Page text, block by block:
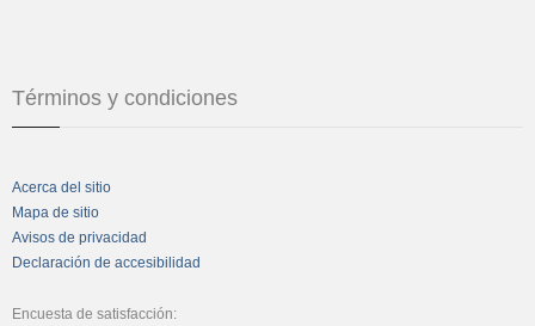
Términos y condiciones
Acerca del sitio
Mapa de sitio
Avisos de privacidad
Declaración de accesibilidad
Encuesta de satisfacción: